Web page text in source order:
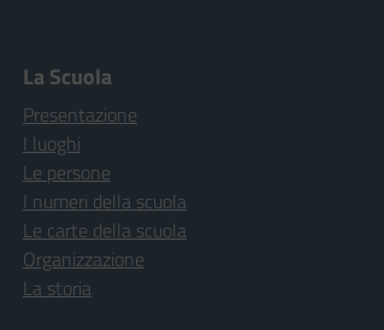
La Scuola
Presentazione
I luoghi
Le persone
I numeri della scuola
Le carte della scuola
Organizzazione
La storia